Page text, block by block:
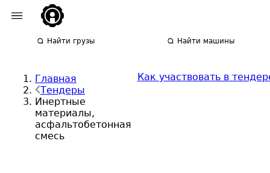
Найти грузы Найти машины
Главная
Тендеры
Инертные
материалы,
асфальтобетонная
смесь
Как участвовать в